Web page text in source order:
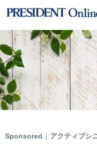
Sponsored アクティブシ